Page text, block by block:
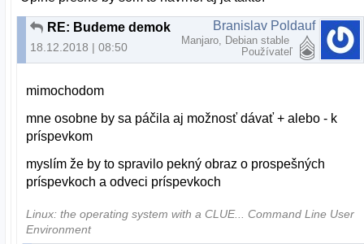
RE: Budeme demokratický, alebo to budeme občasne čistiť?
18.12.2018 | 08:50
Branislav Poldauf
Manjaro, Debian stable
Používateľ
mimochodom
mne osobne by sa páčila aj možnosť dávať + alebo - k
príspevkom
myslím že by to spravilo pekný obraz o prospešných
príspevkoch a odveci príspevkoch
Linux: the operating system with a CLUE... Command Line User
Environment